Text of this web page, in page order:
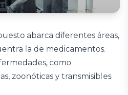
abarca diferentes áreas,
la de medicamentos.
como
zoonóticas y transmisibles